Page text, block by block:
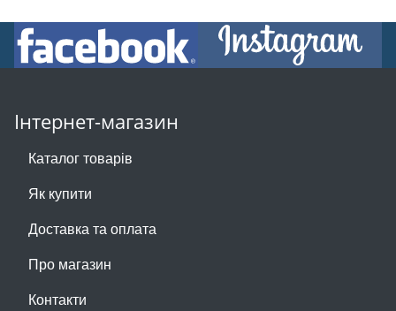
Інтернет-магазин
Каталог товарів
Як купити
Доставка та оплата
Про магазин
Контакти